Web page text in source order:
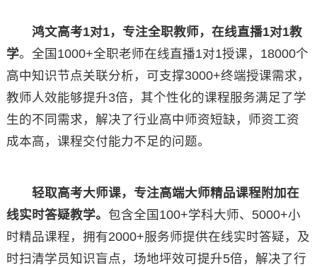
鸿文高考1对1，专注全职教师，在线直播1对1教
学。全国1000+全职老师在线直播1对1授课，18000个
高中知识节点关联分析，可支撑3000+终端授课需求，
教师人效能够提升3倍，其个性化的课程服务满足了学
生的不同需求，解决了行业高中师资短缺，师资工资
成本高，课程交付能力不足的问题。
轻取高考大师课，专注高端大师精品课程附加在
线实时答疑教学。 包含全国100+学科大师、5000+小
时精品课程，拥有2000+服务师提供在线实时答疑，及
时扫清学员知识盲点，场地坪效可提升5倍，解决了行